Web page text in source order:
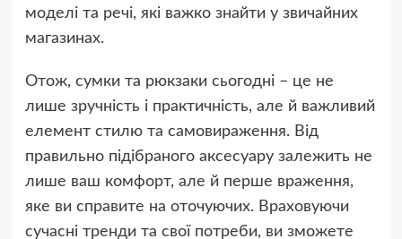
моделі та речі, які важко знайти у звичайних
магазинах.
Отож, сумки та рюкзаки сьогодні – це не
лише зручність і практичність, але й важливий
елемент стилю та самовираження. Від
правильно підібраного аксесуару залежить не
лише ваш комфорт, але й перше враження,
яке ви справите на оточуючих. Враховуючи
сучасні тренди та свої потреби, ви зможете